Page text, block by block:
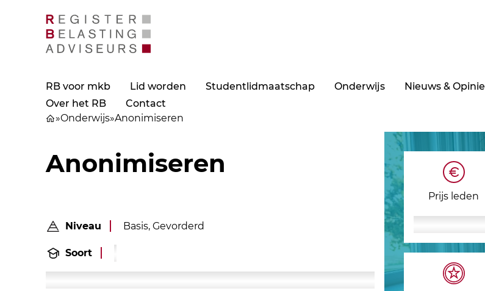
RB voor mkb Lid worden Studentlidmaatschap Onderwijs Nieuws & Opinie
Over het RB
Contact
»Onderwijs»Anonimiseren
Anonimiseren
Niveau Basis, Gevorderd
Soort
Prijs leden